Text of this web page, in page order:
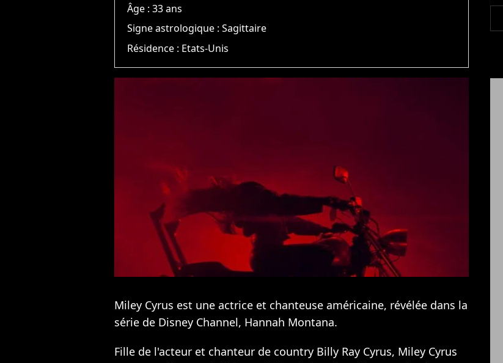
Âge :33 ans
Signe astrologique :Sagittaire
Résidence : Etats-Unis
Miley Cyrus est une actrice et chanteuse américaine, révélée dans la
série de Disney Channel, Hannah Montana.
Fille de l'acteur et chanteur de country Billy Ray Cyrus, Miley Cyrus